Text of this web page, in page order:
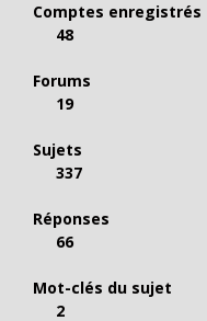
Comptes enregistrés
48
Forums
19
Sujets
337
Réponses
66
Mot-clés du sujet
2